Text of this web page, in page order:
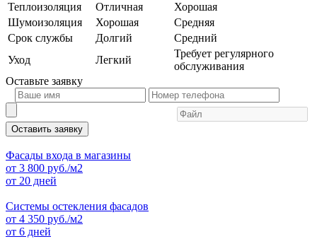
Теплоизоляция
Отличная
Хорошая
Шумоизоляция
Хорошая
Средняя
Срок службы
Долгий
Средний
Уход
Легкий
Требует регулярного
обслуживания
Оставьте заявку
Оставить заявку
Фасады входа в магазины
от 3 800 руб./м2
от 20 дней
Системы остекления фасадов
от 4 350 руб./м2
от 6 дней